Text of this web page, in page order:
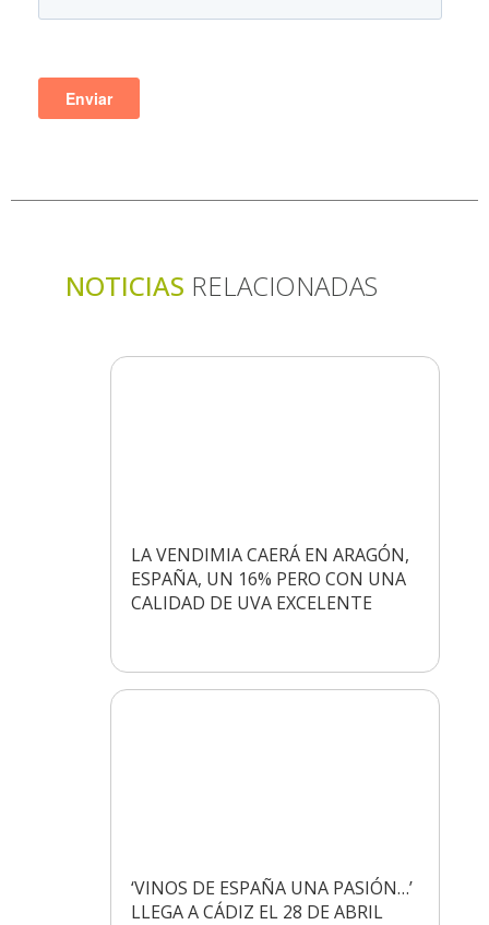
NOTICIAS RELACIONADAS
LA VENDIMIA CAERÁ EN ARAGÓN,
ESPAÑA, UN 16% PERO CON UNA
CALIDAD DE UVA EXCELENTE
‘VINOS DE ESPAÑA UNA PASIÓN…’
LLEGA A CÁDIZ EL 28 DE ABRIL